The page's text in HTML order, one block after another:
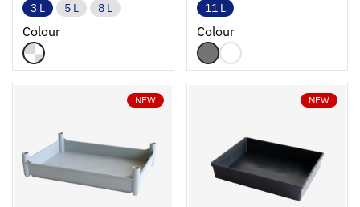
3 L 5 L 8 L
Colour
11 L
Colour
NEW NEW